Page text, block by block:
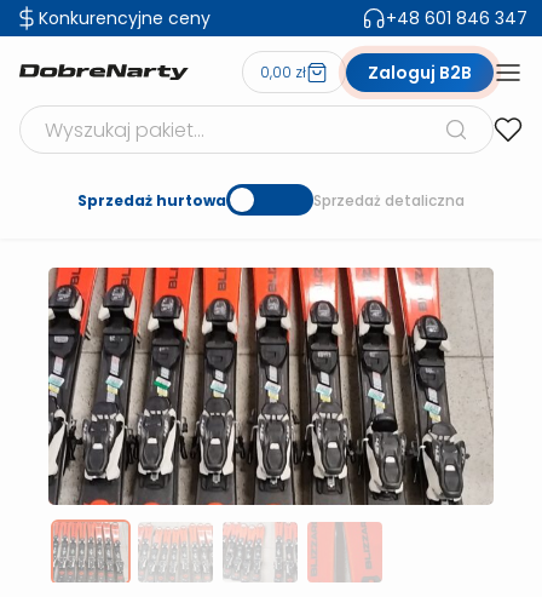
Konkurencyjne ceny +48 601 846 347
Szukaj produktów
0,00 zł Zaloguj B2B
Sprzedaż hurtowa Sprzedaż detaliczna